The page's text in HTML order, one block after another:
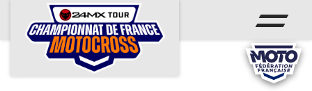
ACCUEIL
ACTUS
CALENDRIER